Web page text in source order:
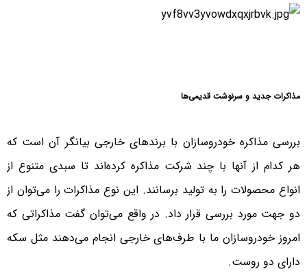
مذاکرات جدید و سرنوشت قدیمی‌ها
بررسی مذاکره خودروسازان با برندهای خارجی بیانگر آن است که
هر کدام از آنها با چند شرکت مذاکره کرده‌اند تا سبدی متنوع از
انواع محصولات را به تولید برسانند. این نوع مذاکرات را می‌توان از
دو جهت مورد بررسی قرار داد. در واقع می‌توان گفت مذاکراتی که
امروز خودروسازان ما با طرف‌های خارجی انجام می‌دهند مثل سکه
دارای دو روست.